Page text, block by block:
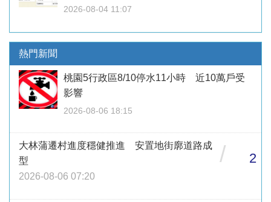
2026-08-04 11:07
熱門新聞
桃園5行政區8/10停水11小時 近10萬戶受
影響
2026-08-06 18:15
大林蒲遷村進度穩健推進 安置地街廓道路成
型
2026-08-06 07:20
/ 2